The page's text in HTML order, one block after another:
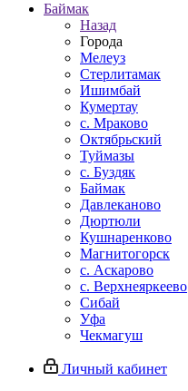
Баймак
Назад
Города
Мелеуз
Стерлитамак
Ишимбай
Кумертау
c. Мраково
Октябрьский
Туймазы
c. Буздяк
Баймак
Давлеканово
Дюртюли
Кушнаренково
Магнитогорск
с. Аскарово
с. Верхнеяркеево
Сибай
Уфа
Чекмагуш
Личный кабинет